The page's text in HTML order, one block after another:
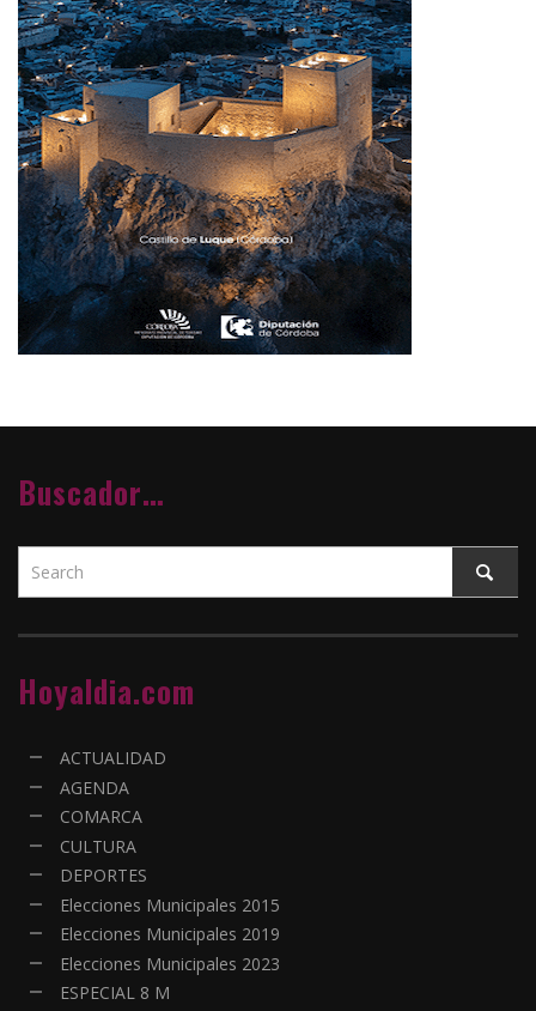
Buscador…
Hoyaldia.com
ACTUALIDAD
AGENDA
COMARCA
CULTURA
DEPORTES
Elecciones Municipales 2015
Elecciones Municipales 2019
Elecciones Municipales 2023
ESPECIAL 8 M